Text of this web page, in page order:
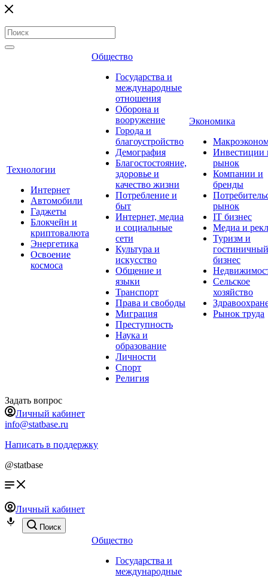
Технологии
Интернет
Автомобили
Гаджеты
Блокчейн и
криптовалюта
Энергетика
Освоение
космоса
Общество
Государства и
международные
отношения
Оборона и
вооружение
Города и
благоустройство
Демография
Благостостояние,
здоровье и
качество жизни
Потребление и
быт
Интернет, медиа
и социальные
сети
Культура и
искусство
Общение и
языки
Транспорт
Права и свободы
Миграция
Преступность
Наука и
образование
Личности
Спорт
Религия
Экономика
Инвестиции
рынок
Компании и
бренды
рынок
IT бизнес
Медиа и
Туризм и
гостиничный
бизнес
Сельское
хозяйство
Рынок труда
Задать вопрос
Личный кабинет
info@statbase.ru
Написать в поддержку
@statbase
Личный кабинет
Поиск
Общество
Государства и
международные